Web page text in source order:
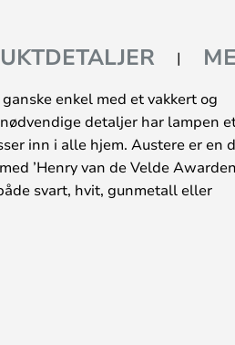
enkel med et vakkert og
detaljer har lampen
inn i alle hjem. Austere er en
’Henry van de Velde
svart, hvit, gunmetall eller